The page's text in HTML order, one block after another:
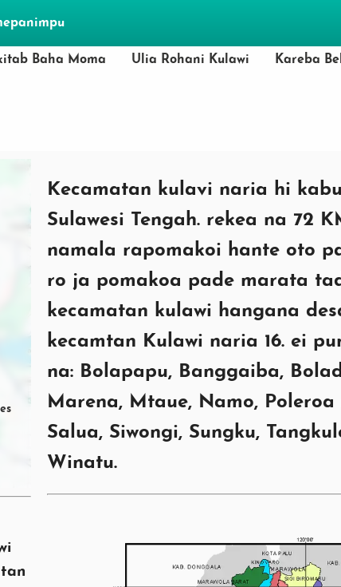
Baha Moma Ulia Rohani Kulawi Kareba
Kecamatan kulavi naria hi
Sulawesi Tengah. rekea na 72
namala rapomakoi hante oto
ro ja pomakoa pade marata
kecamatan kulawi hangana
kecamtan Kulawi naria 16. ei
na: Bolapapu, Banggaiba,
Marena, Mtaue, Namo, Poleroa
Salua, Siwongi, Sungku,
Winatu.